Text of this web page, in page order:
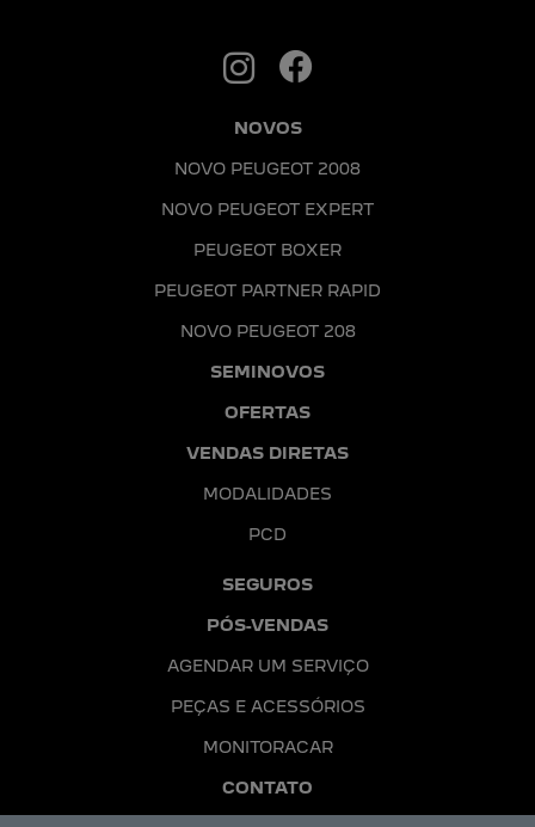
NOVOS
NOVO PEUGEOT 2008
NOVO PEUGEOT EXPERT
PEUGEOT BOXER
PEUGEOT PARTNER RAPID
NOVO PEUGEOT 208
SEMINOVOS
OFERTAS
VENDAS DIRETAS
MODALIDADES
PCD
SEGUROS
PÓS-VENDAS
AGENDAR UM SERVIÇO
PEÇAS E ACESSÓRIOS
MONITORACAR
CONTATO